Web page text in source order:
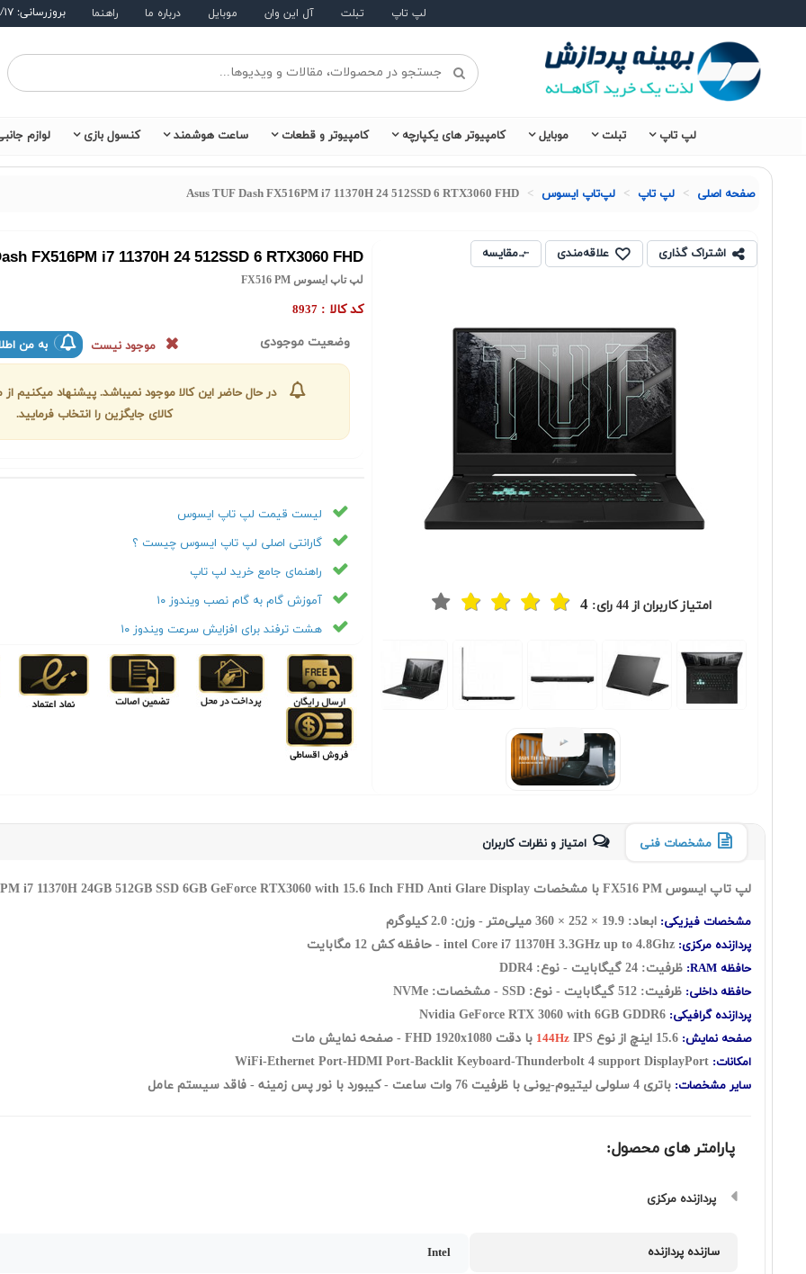
لپ تاپ تبلت آل این وان موبایل درباره ما راهنما بروزرسانی: ۱۴۰۵/۵/۱۷
لپ تاپ تبلت موبایل کامپیوتر های یکپارچه کامپیوتر و قطعات ساعت هوشمند کنسول بازی لوازم
صفحه اصلی لپ تاپ لپ‌تاپ ایسوس Asus TUF Dash FX516PM i7 11370H 24 512SSD 6 RTX3060 FHD
اشتراک گذاری علاقه‌مندی مقایسه
امتیاز کاربران از44 رای:4
FX516PM i7 11370H 24 512SSD 6 RTX3060 FHD
لپ تاپ ایسوس FX516 PM
کد کالا :8937
وضعیت موجودی موجود نیست به من
در حال حاضر این کالا موجود نمیباشد. پیشنهاد میکنیم
کالای جایگزین را انتخاب فرمایید.
لیست قیمت لپ تاپ ایسوس
گارانتی اصلی لپ تاپ ایسوس چیست ؟
راهنمای جامع خرید لپ تاپ
آموزش گام به گام نصب ویندوز ۱۰
هشت ترفند برای افزایش سرعت ویندوز ۱۰
مشخصات فنی امتیاز و نظرات کاربران
لپ تاپ ایسوس FX516 PM با مشخصات Asus FX516 PM i7 11370H 24 GB 512GB SSD 6GB GeForce RTX3060 with 15.6 Inch FHD Anti Glare Display
مشخصات فیزیکی: ابعاد: 19.9 × 252 × 360 میلی‌متر - وزن: 2.0 کیلوگرم
پردازنده مرکزی: intel Core i7 11370H 3.3GHz up to 4.8Ghz - حافظه کش 12 مگابایت
حافظه RAM: ظرفیت: 24 گيگابايت - نوع: DDR4
حافظه داخلی: ظرفیت: 512 گیگابایت - نوع: SSD - مشخصات: NVMe
پردازنده گرافیکی:
صفحه نمایش: 144Hz IPS با دقت FHD 1920x1080 - صفحه نمایش مات
امکانات:
سایر مشخصات: باتری 4 سلولی لیتیوم-یونی با ظرفیت 76 وات ساعت - کیبورد با نور پس زمینه - فاقد سیستم عامل
پارامتر های محصول:
پردازنده مرکزی
سازنده پردازنده Intel